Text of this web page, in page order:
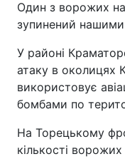
Один з ворожих
зупинений
У районі
атаку в околицях
використовує
бомбами по
На Торецькому
кількості